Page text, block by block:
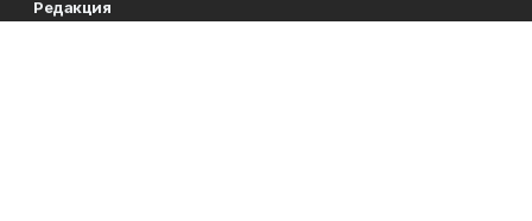
Редакция
8 (34782) 5-13-05